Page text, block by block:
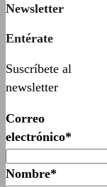
Newsletter
Entérate
Suscríbete al
newsletter
Correo
electrónico*
Nombre*